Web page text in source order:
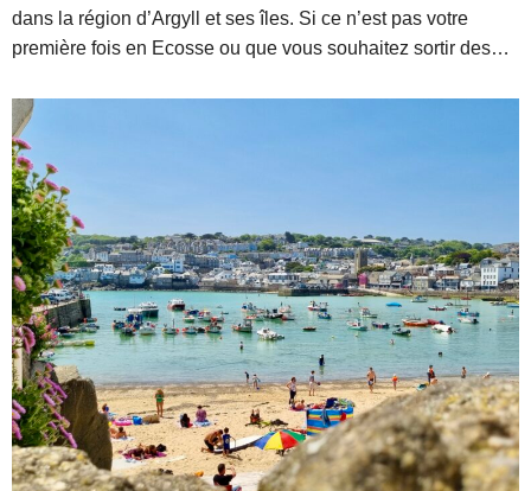
dans la région d’Argyll et ses îles. Si ce n’est pas votre
première fois en Ecosse ou que vous souhaitez sortir des…